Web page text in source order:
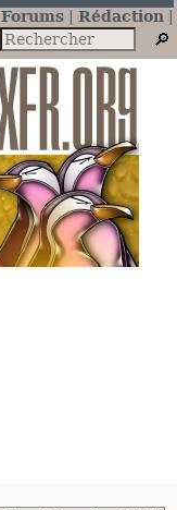
Forums
Rédaction